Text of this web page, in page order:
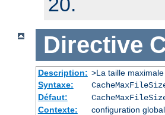
Directive
Description: >La taille
Syntaxe:
Défaut:
Contexte:
configuration